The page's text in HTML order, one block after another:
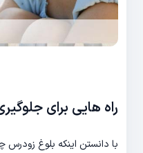
راه هایی برای
با دانستن اینکه بلوغ زودرس